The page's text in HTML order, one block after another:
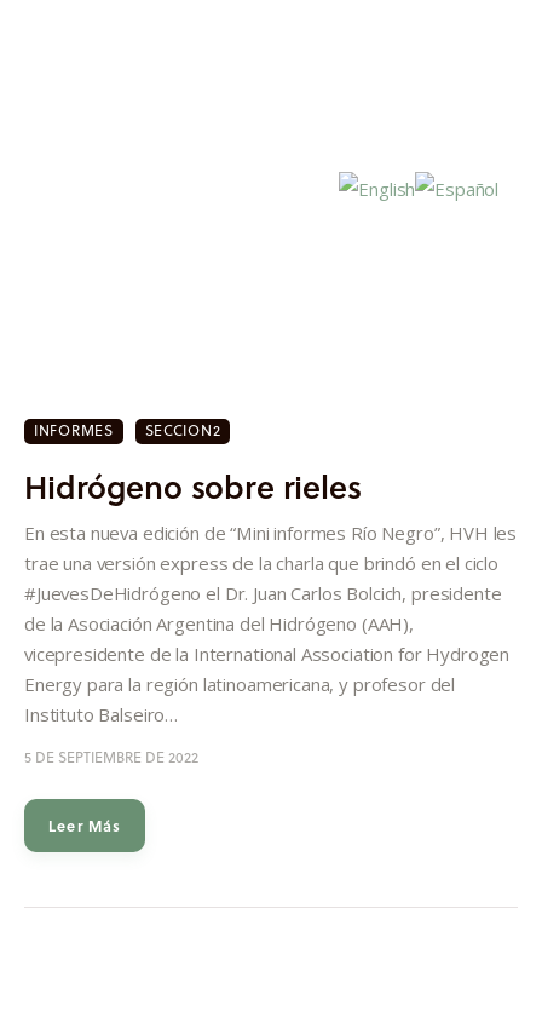
Investigación
Proyectos
Informes
Quiénes somos
INFORMES SECCION2
Hidrógeno sobre rieles
En esta nueva edición de “Mini informes Río Negro”, HVH les
trae una versión express de la charla que brindó en el ciclo
#JuevesDeHidrógeno el Dr. Juan Carlos Bolcich, presidente
de la Asociación Argentina del Hidrógeno (AAH),
vicepresidente de la International Association for Hydrogen
Energy para la región latinoamericana, y profesor del
Instituto Balseiro…
5 DE SEPTIEMBRE DE 2022
Leer Más